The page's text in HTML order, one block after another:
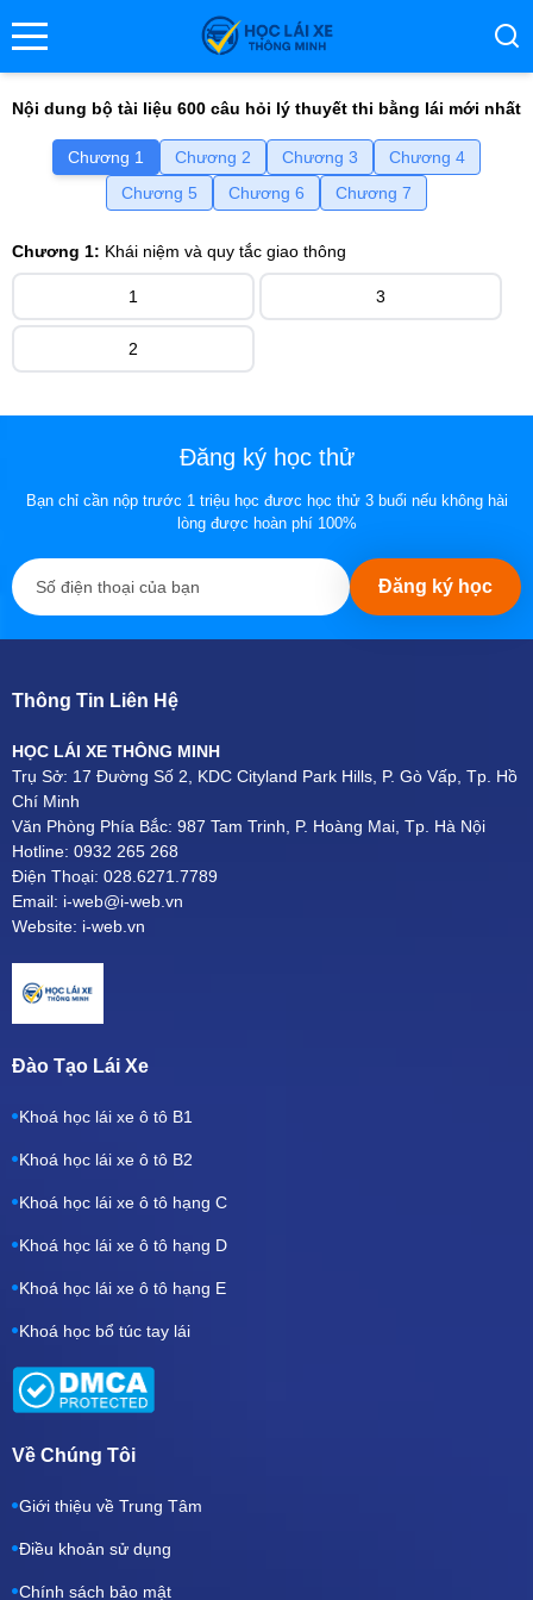
menu
Nội dung bộ tài liệu 600 câu hỏi lý thuyết thi bằng lái mới nhất
Chương 1 Chương 2 Chương 3
Chương 4
Chương 5
Chương 6 Chương 7
Chương 1: Khái niệm và quy tắc giao thông
1
2
3
Đăng ký học thử
Bạn chỉ cần nộp trước 1 triệu học đươc học thử 3 buổi nếu không hài
lòng được hoàn phí 100%
Đăng ký học
Thông Tin Liên Hệ
HỌC LÁI XE THÔNG MINH
Trụ Sở: 17 Đường Số 2, KDC Cityland Park Hills, P. Gò Vấp, Tp. Hồ
Chí Minh
Văn Phòng Phía Bắc: 987 Tam Trinh, P. Hoàng Mai, Tp. Hà Nội
Hotline: 0932 265 268
Điện Thoại: 028.6271.7789
Email: i-web@i-web.vn
Website: i-web.vn
Đào Tạo Lái Xe
Khoá học lái xe ô tô B1
Khoá học lái xe ô tô B2
Khoá học lái xe ô tô hạng C
Khoá học lái xe ô tô hạng D
Khoá học lái xe ô tô hạng E
Khoá học bổ túc tay lái
Về Chúng Tôi
Giới thiệu về Trung Tâm
Điều khoản sử dụng
Chính sách bảo mật